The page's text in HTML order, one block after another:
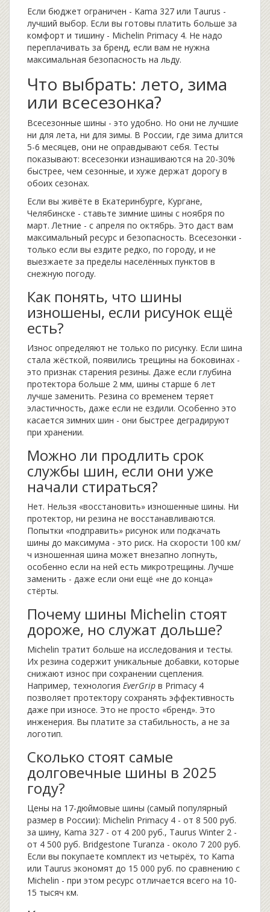
Если бюджет ограничен - Kama 327 или Taurus -
лучший выбор. Если вы готовы платить больше за
комфорт и тишину - Michelin Primacy 4. Не надо
переплачивать за бренд, если вам не нужна
максимальная безопасность на льду.
Что выбрать: лето, зима
или всесезонка?
Всесезонные шины - это удобно. Но они не лучшие
ни для лета, ни для зимы. В России, где зима длится
5-6 месяцев, они не оправдывают себя. Тесты
показывают: всесезонки изнашиваются на 20-30%
быстрее, чем сезонные, и хуже держат дорогу в
обоих сезонах.
Если вы живёте в Екатеринбурге, Кургане,
Челябинске - ставьте зимние шины с ноября по
март. Летние - с апреля по октябрь. Это даст вам
максимальный ресурс и безопасность. Всесезонки -
только если вы ездите редко, по городу, и не
выезжаете за пределы населённых пунктов в
снежную погоду.
Как понять, что шины
изношены, если рисунок ещё
есть?
Износ определяют не только по рисунку. Если шина
стала жёсткой, появились трещины на боковинах -
это признак старения резины. Даже если глубина
протектора больше 2 мм, шины старше 6 лет
лучше заменить. Резина со временем теряет
эластичность, даже если не ездили. Особенно это
касается зимних шин - они быстрее деградируют
при хранении.
Можно ли продлить срок
службы шин, если они уже
начали стираться?
Нет. Нельзя «восстановить» изношенные шины. Ни
протектор, ни резина не восстанавливаются.
Попытки «подправить» рисунок или подкачать
шины до максимума - это риск. На скорости 100 км/
ч изношенная шина может внезапно лопнуть,
особенно если на ней есть микротрещины. Лучше
заменить - даже если они ещё «не до конца»
стёрты.
Почему шины Michelin стоят
дороже, но служат дольше?
Michelin тратит больше на исследования и тесты.
Их резина содержит уникальные добавки, которые
снижают износ при сохранении сцепления.
Например, технология EverGrip в Primacy 4
позволяет протектору сохранять эффективность
даже при износе. Это не просто «бренд». Это
инженерия. Вы платите за стабильность, а не за
логотип.
Сколько стоят самые
долговечные шины в 2025
году?
Цены на 17-дюймовые шины (самый популярный
размер в России): Michelin Primacy 4 - от 8 500 руб.
за шину, Kama 327 - от 4 200 руб., Taurus Winter 2 -
от 4 500 руб. Bridgestone Turanza - около 7 200 руб.
Если вы покупаете комплект из четырёх, то Kama
или Taurus экономят до 15 000 руб. по сравнению с
Michelin - при этом ресурс отличается всего на 10-
15 тысяч км.